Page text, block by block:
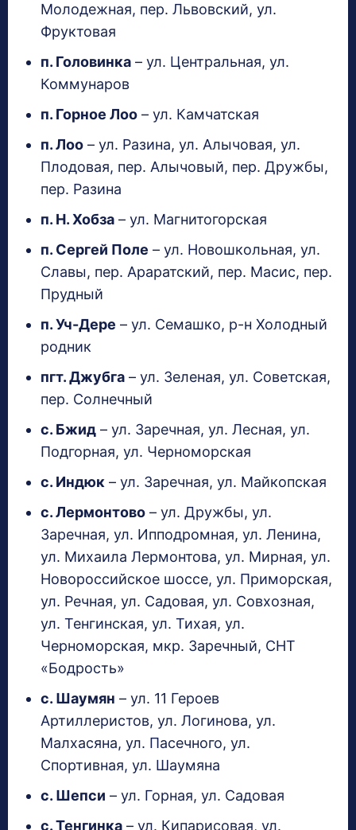
Молодежная, пер. Львовский, ул.
Фруктовая
п. Головинка – ул. Центральная, ул.
Коммунаров
п. Горное Лоо – ул. Камчатская
п. Лоо – ул. Разина, ул. Алычовая, ул.
Плодовая, пер. Алычовый, пер. Дружбы,
пер. Разина
п. Н. Хобза – ул. Магнитогорская
п. Сергей Поле – ул. Новошкольная, ул.
Славы, пер. Араратский, пер. Масис, пер.
Прудный
п. Уч-Дере – ул. Семашко, р-н Холодный
родник
пгт. Джубга – ул. Зеленая, ул. Советская,
пер. Солнечный
с. Бжид – ул. Заречная, ул. Лесная, ул.
Подгорная, ул. Черноморская
с. Индюк – ул. Заречная, ул. Майкопская
с. Лермонтово – ул. Дружбы, ул.
Заречная, ул. Ипподромная, ул. Ленина,
ул. Михаила Лермонтова, ул. Мирная, ул.
Новороссийское шоссе, ул. Приморская,
ул. Речная, ул. Садовая, ул. Совхозная,
ул. Тенгинская, ул. Тихая, ул.
Черноморская, мкр. Заречный, СНТ
«Бодрость»
с. Шаумян – ул. 11 Героев
Артиллеристов, ул. Логинова, ул.
Малхасяна, ул. Пасечного, ул.
Спортивная, ул. Шаумяна
с. Шепси – ул. Горная, ул. Садовая
с. Тенгинка – ул. Кипарисовая, ул.